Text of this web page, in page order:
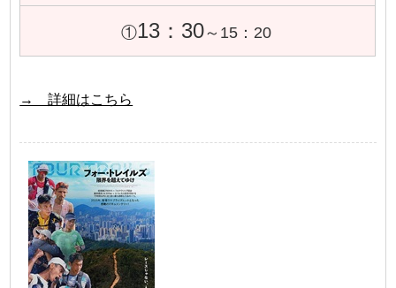
①13：30～15：20
→ 詳細はこちら